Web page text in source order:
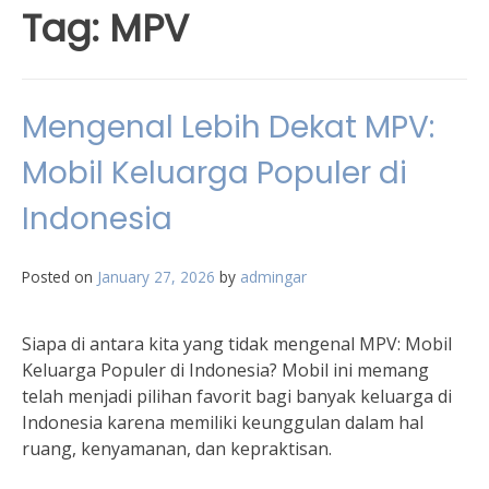
Tag: MPV
Mengenal Lebih Dekat MPV:
Mobil Keluarga Populer di
Indonesia
Posted on January 27, 2026 by admingar
Siapa di antara kita yang tidak mengenal MPV: Mobil
Keluarga Populer di Indonesia? Mobil ini memang
telah menjadi pilihan favorit bagi banyak keluarga di
Indonesia karena memiliki keunggulan dalam hal
ruang, kenyamanan, dan kepraktisan.